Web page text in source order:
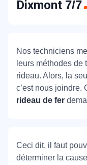
Dixmont 7/7
Nos techniciens
leurs méthodes de
rideau. Alors, la
c’est nous joindre.
rideau de fer
Ceci dit, il faut
déterminer la